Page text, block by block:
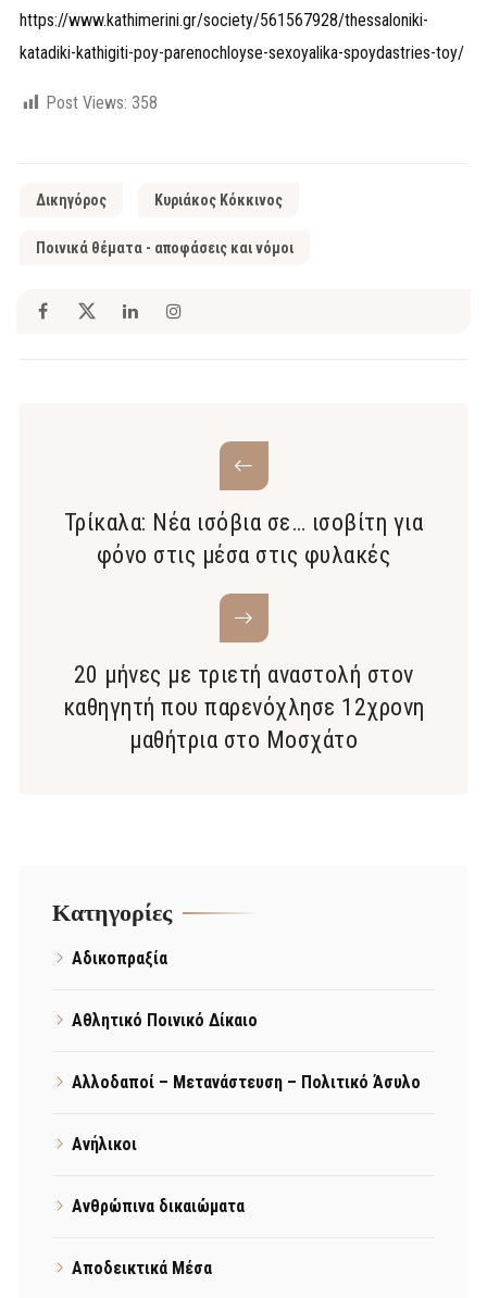
https://www.kathimerini.gr/society/561567928/thessaloniki-
katadiki-kathigiti-poy-parenochloyse-sexoyalika-spoydastries-toy/
Post Views: 358
Δικηγόρος Κυριάκος Κόκκινος
Ποινικά θέματα - αποφάσεις και νόμοι
Τρίκαλα: Νέα ισόβια σε… ισοβίτη για
φόνο στις μέσα στις φυλακές
20 μήνες με τριετή αναστολή στον
καθηγητή που παρενόχλησε 12χρονη
μαθήτρια στο Μοσχάτο
Kατηγορίες
Αδικοπραξία
Αθλητικό Ποινικό Δίκαιο
Αλλοδαποί – Μετανάστευση – Πολιτικό Άσυλο
Ανήλικοι
Ανθρώπινα δικαιώματα
Αποδεικτικά Μέσα